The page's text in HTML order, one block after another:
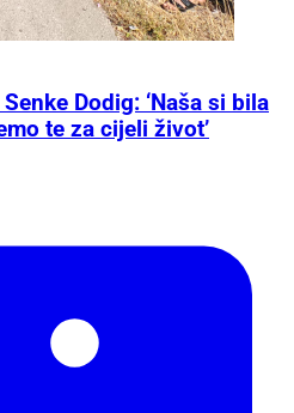
Dodig: ‘Naša si bila
te za cijeli život’